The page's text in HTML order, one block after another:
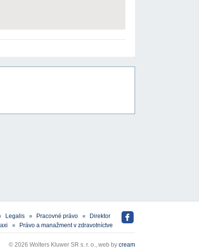
Legalis Pracovné právo
Direktor
Právo a manažment v zdravotníctve
© 2026 Wolters Kluwer SR s. r. o., web by cream